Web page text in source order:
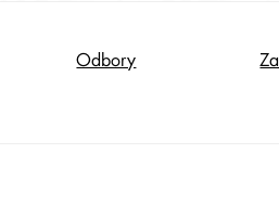
Odbory